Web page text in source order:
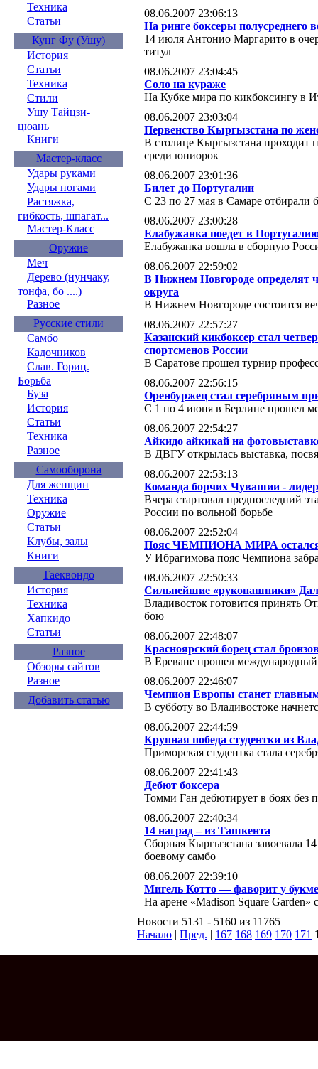
Техника
Статьи
Кунг Фу (Ушу)
История
Статьи
Техника
Стили
Ушу Тайцзи-
цюань
Книги
Мастер-класс
Удары руками
Удары ногами
Растяжка,
гибкость, шпагат...
Мастер-Класс
Оружие
Меч
Дерево (нунчаку,
тонфа, бо ....)
Разное
Русские стили
Самбо
Кадочников
Слав. Гориц.
Борьба
Буза
История
Статьи
Техника
Разное
Самооборона
Для женщин
Техника
Оружие
Статьи
Клубы, залы
Книги
Таеквондо
История
Техника
Хапкидо
Статьи
Разное
Обзоры сайтов
Разное
Добавить статью
08.06.2007 23:06:13
На ринге боксеры полусреднего
14 июля Антонио Маргарито в
титул
08.06.2007 23:04:45
Соло на кураже
На Кубке мира по кикбоксингу в
08.06.2007 23:03:04
Первенство Кыргызстана по
В столице Кыргызстана проходит
среди юниорок
08.06.2007 23:01:36
Билет до Португалии
С 23 по 27 мая в Самаре отбирали
08.06.2007 23:00:28
Елабужанка поедет в
Елабужанка вошла в сборную
08.06.2007 22:59:02
В Нижнем Новгороде определят
округа
В Нижнем Новгороде состоится
08.06.2007 22:57:27
Казанский кикбоксер стал
спортсменов России
В Саратове прошел турнир
08.06.2007 22:56:15
Оренбуржец стал серебряным
С 1 по 4 июня в Берлине прошел
08.06.2007 22:54:27
Айкидо айкикай на
В ДВГУ открылась выставка,
08.06.2007 22:53:13
Команда борчих Чувашии -
Вчера стартовал предпоследний
России по вольной борьбе
08.06.2007 22:52:04
Пояс ЧЕМПИОНА МИРА
У Ибрагимова пояс Чемпиона
08.06.2007 22:50:33
Сильнейшие «рукопашники»
Владивосток готовится принять
бою
08.06.2007 22:48:07
Красноярский борец стал
В Ереване прошел международный
08.06.2007 22:46:07
Чемпион Европы станет
В субботу во Владивостоке
08.06.2007 22:44:59
Крупная победа студентки из
Приморская студентка стала
08.06.2007 22:41:43
Дебют боксера
Томми Ган дебютирует в боях без
08.06.2007 22:40:34
14 наград – из Ташкента
Сборная Кыргызстана завоевала
боевому самбо
08.06.2007 22:39:10
Мигель Котто — фаворит у
На арене «Madison Square Garden»
Новости 5131 - 5160 из 11765
Начало | Пред. | 167 168 169 170 171